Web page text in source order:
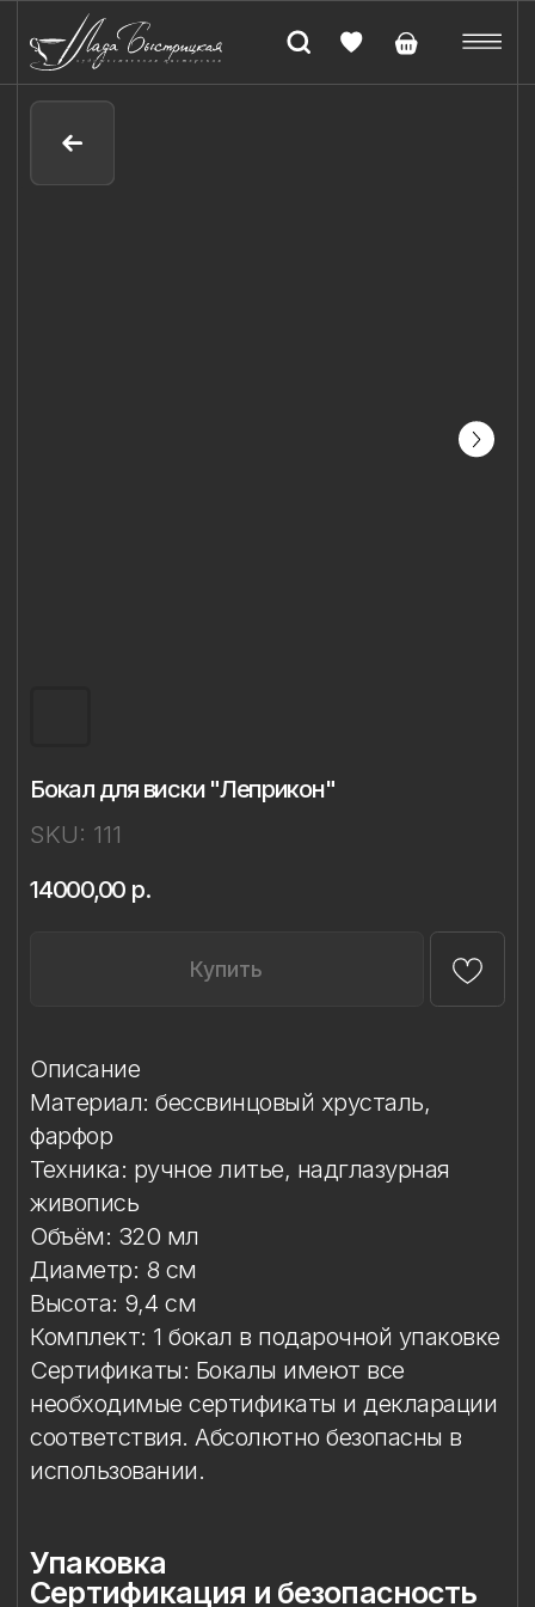
Описание
фарфор
Комплект: 1 бокал в подарочной упаковке
Сертификаты: Бокалы имеют все
необходимые сертификаты и декларации
соответствия. Абсолютно безопасны в
использовании.
Упаковка
Сертификация и безопасность
Условия эксплуатации
Мойка
Защита от повреждений
Особое внимание к
фарфоровому элементу
Упаковка
Подарочная упаковка входит
в стоимость изделия.
Изделие прошло необходимые
испытания и имеет сертификаты
соответствия. Бокал безопасен для